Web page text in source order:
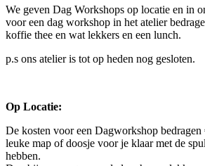
We geven Dag Workshops op locatie en in
voor een dag workshop in het atelier
koffie thee en wat lekkers en een lunch.
p.s ons atelier is tot op heden nog gesloten.
Op Locatie:
De kosten voor een Dagworkshop
leuke map of doosje voor je klaar met de
hebben.